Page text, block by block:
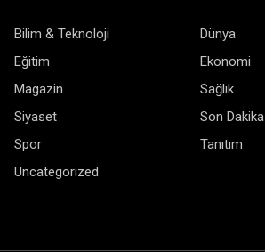
Bilim & Teknoloji
Dünya
Eğitim
Ekonomi
Magazin
Sağlık
Siyaset
Son Dakika
Spor
Tanıtım
Uncategorized